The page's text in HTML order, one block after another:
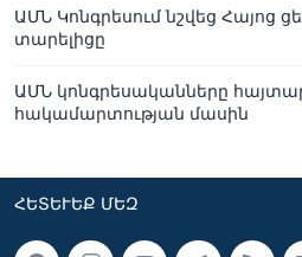
ԱՄՆ Կոնգրեսում նշվեց Հայոց
տարելիցը
ԱՄՆ կոնգրեսականները
հակամարտության մասին
ՀԵՏԵՒԵՔ ՄԵԶ